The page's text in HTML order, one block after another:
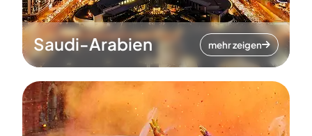
Saudi-Arabien mehr zeigen